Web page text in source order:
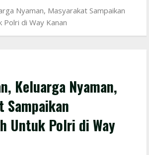
Nyaman, Masyarakat Sampaikan
Polri di Way Kanan
Keluarga Nyaman,
Sampaikan
Untuk Polri di Way